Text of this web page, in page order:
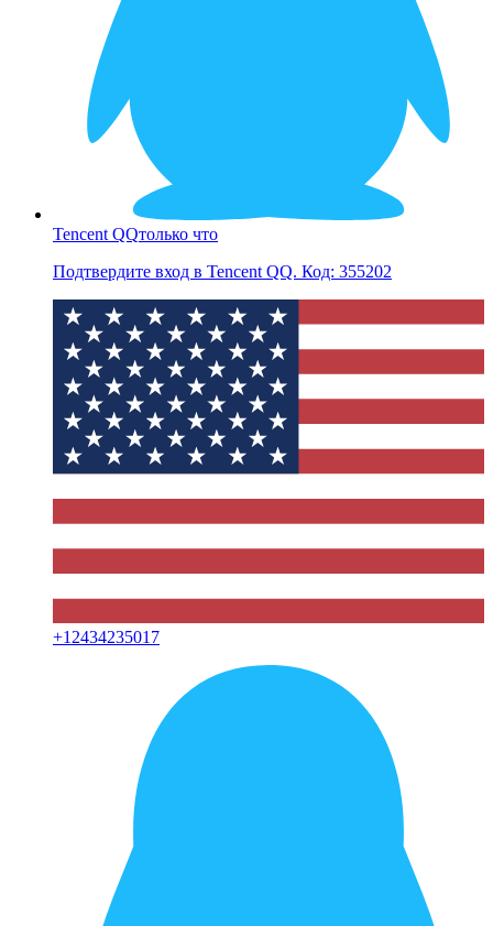
Tencent QQтолько что
Подтвердите вход в Tencent QQ. Код: 355202
+12434235017